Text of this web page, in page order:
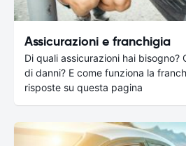
Assicurazioni e franchigia
Di quali assicurazioni hai bisogno?
di danni? E come funziona la
risposte su questa pagina